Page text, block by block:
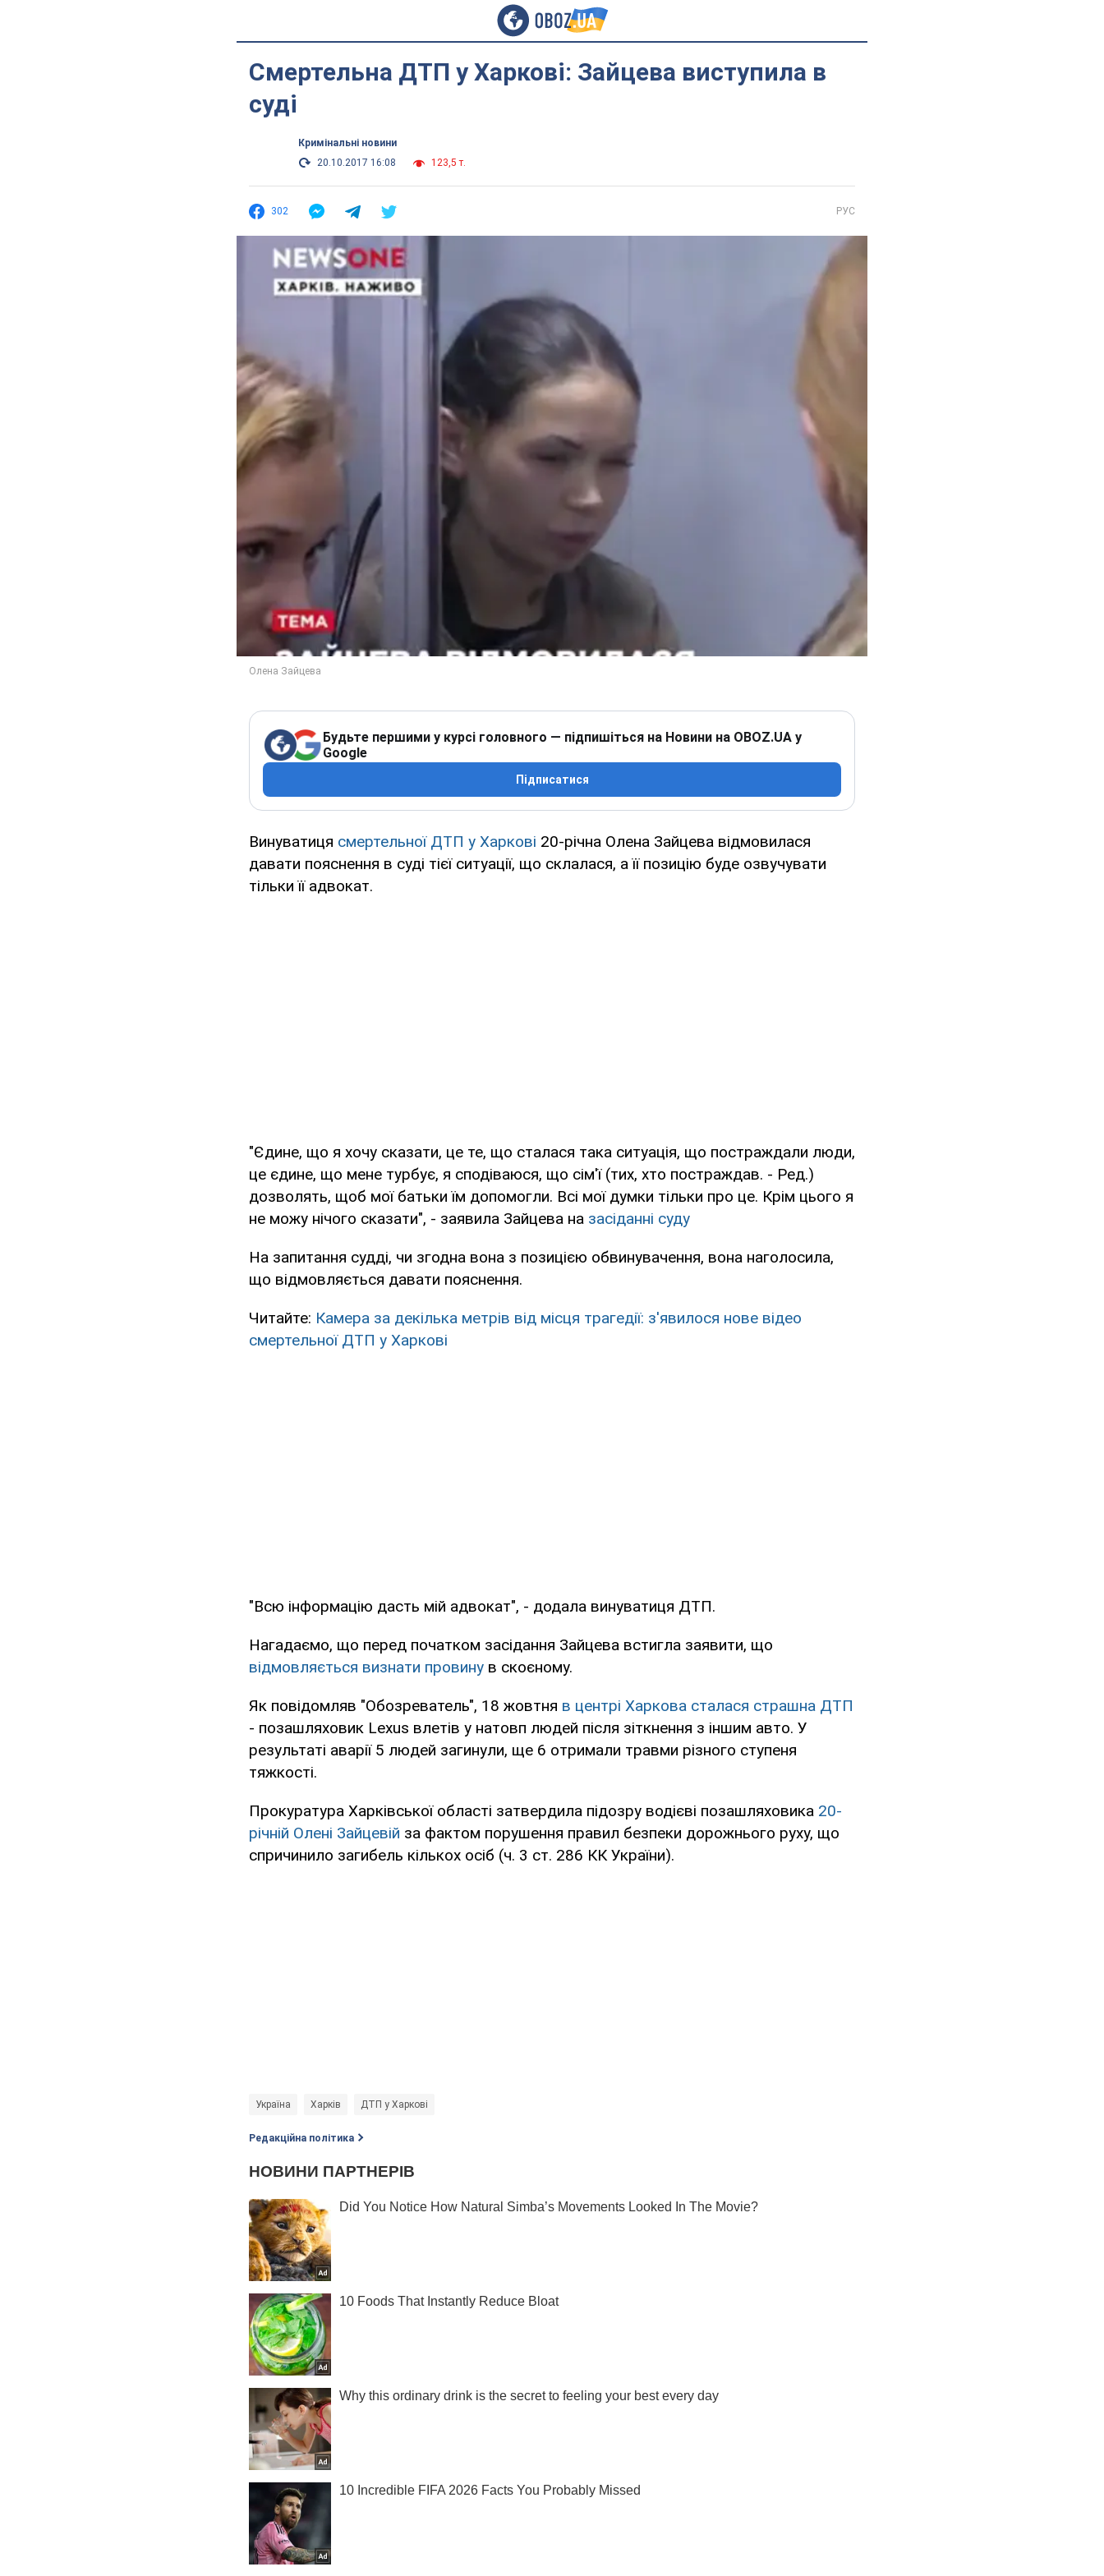
Смертельна ДТП у Харкові: Зайцева виступила в
суді
Кримінальні новини
20.10.2017 16:08
123,5 т.
302 РУС
Будьте першими у курсі головного — підпишіться на Новини на OBOZ.UA у
Google
Підписатися
Винуватиця смертельної ДТП у Харкові 20-річна Олена Зайцева відмовилася
давати пояснення в суді тієї ситуації, що склалася, а її позицію буде озвучувати
тільки її адвокат.
"Єдине, що я хочу сказати, це те, що сталася така ситуація, що постраждали люди,
це єдине, що мене турбує, я сподіваюся, що сім'ї (тих, хто постраждав. - Ред.)
дозволять, щоб мої батьки їм допомогли. Всі мої думки тільки про це. Крім цього я
не можу нічого сказати", - заявила Зайцева на засіданні суду
На запитання судді, чи згодна вона з позицією обвинувачення, вона наголосила,
що відмовляється давати пояснення.
Читайте: Камера за декілька метрів від місця трагедії: з'явилося нове відео
смертельної ДТП у Харкові
"Всю інформацію дасть мій адвокат", - додала винуватиця ДТП.
Нагадаємо, що перед початком засідання Зайцева встигла заявити, що
відмовляється визнати провину в скоєному.
Як повідомляв "Обозреватель", 18 жовтня в центрі Харкова сталася страшна ДТП
- позашляховик Lexus влетів у натовп людей після зіткнення з іншим авто. У
результаті аварії 5 людей загинули, ще 6 отримали травми різного ступеня
тяжкості.
Прокуратура Харківської області затвердила підозру водієві позашляховика 20-
річній Олені Зайцевій за фактом порушення правил безпеки дорожнього руху, що
спричинило загибель кількох осіб (ч. 3 ст. 286 КК України).
Україна Харків ДТП у Харкові
Редакційна політика